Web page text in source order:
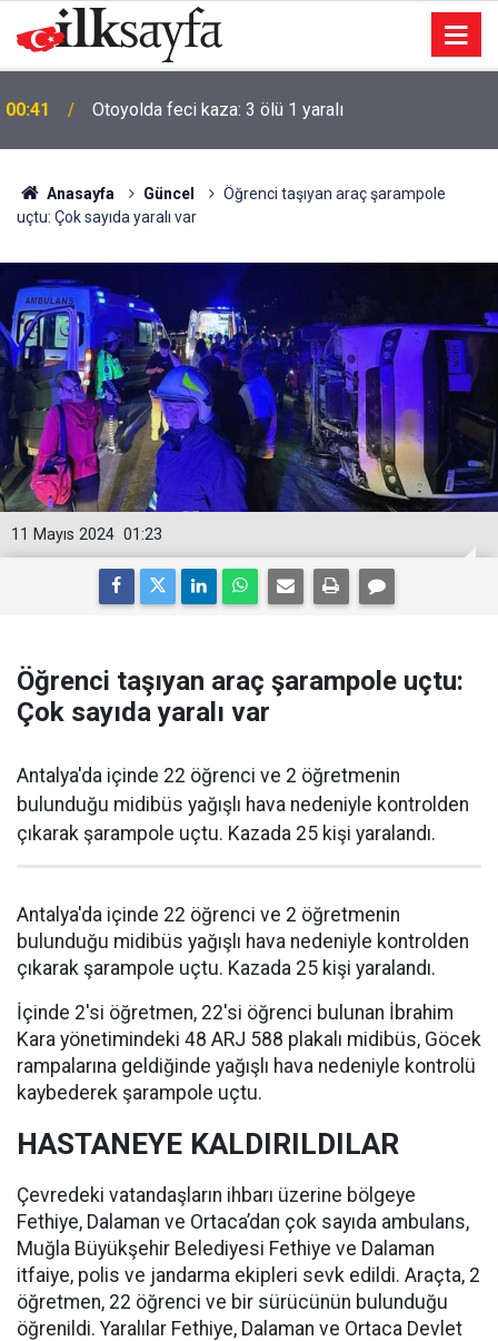
00:41 Otoyolda feci kaza: 3 ölü 1 yaralı
Anasayfa Güncel
Öğrenci taşıyan araç şarampole
uçtu: Çok sayıda yaralı var
01:23
11 Mayıs 2024
Öğrenci taşıyan araç şarampole uçtu:
Çok sayıda yaralı var
Antalya'da içinde 22 öğrenci ve 2 öğretmenin
bulunduğu midibüs yağışlı hava nedeniyle kontrolden
çıkarak şarampole uçtu. Kazada 25 kişi yaralandı.
Antalya'da içinde 22 öğrenci ve 2 öğretmenin
bulunduğu midibüs yağışlı hava nedeniyle kontrolden
çıkarak şarampole uçtu. Kazada 25 kişi yaralandı.
İçinde 2'si öğretmen, 22'si öğrenci bulunan İbrahim
Kara yönetimindeki 48 ARJ 588 plakalı midibüs, Göcek
rampalarına geldiğinde yağışlı hava nedeniyle kontrolü
kaybederek şarampole uçtu.
HASTANEYE KALDIRILDILAR
Çevredeki vatandaşların ihbarı üzerine bölgeye
Fethiye, Dalaman ve Ortaca’dan çok sayıda ambulans,
Muğla Büyükşehir Belediyesi Fethiye ve Dalaman
itfaiye, polis ve jandarma ekipleri sevk edildi. Araçta, 2
öğretmen, 22 öğrenci ve bir sürücünün bulunduğu
öğrenildi. Yaralılar Fethiye, Dalaman ve Ortaca Devlet